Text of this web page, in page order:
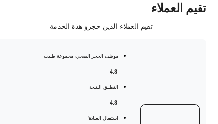
العملاء
تقيم العملاء الذين حجزو هذة الخدمة
موظف الحجر الصحي، مجموعة طبيب
التطبيق النتيجة
استقبال العيادة'